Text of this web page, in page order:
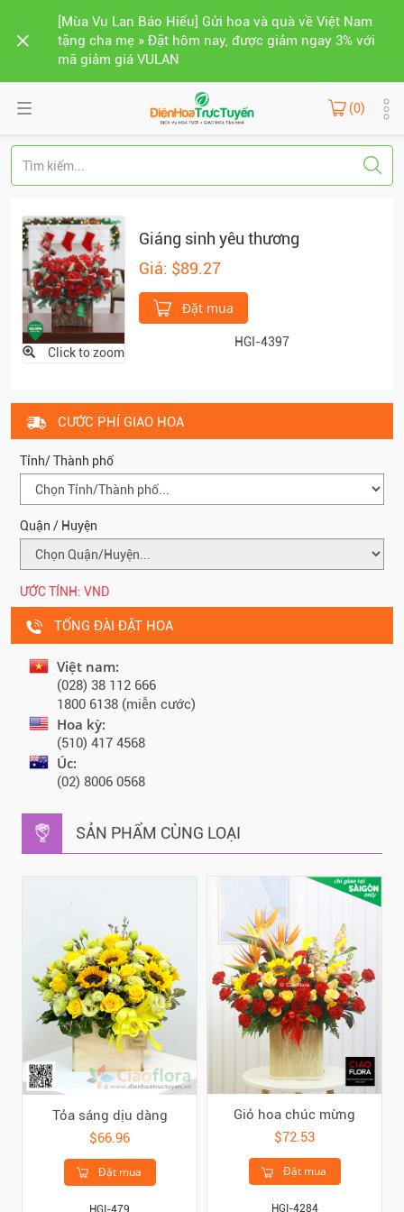
[Mùa Vu Lan Báo Hiếu] Gửi hoa và quà về Việt Nam
tặng cha mẹ » Đặt hôm nay, được giảm ngay 3% với
mã giảm giá VULAN
(0)
Click to zoom
Giáng sinh yêu thương
Giá: $89.27
Đặt mua
HGI-4397
CƯỚC PHÍ GIAO HOA
Tỉnh/ Thành phố
Quận / Huyện
ƯỚC TÍNH: VND
TỔNG ĐÀI ĐẶT HOA
Việt nam:
(028) 38 112 666
1800 6138 (miễn cước)
Hoa kỳ:
(510) 417 4568
Úc:
(02) 8006 0568
SẢN PHẨM CÙNG LOẠI
Tỏa sáng dịu dàng
$66.96
Đặt mua
HGI-479
Giỏ hoa chúc mừng
$72.53
Đặt mua
HGI-4284